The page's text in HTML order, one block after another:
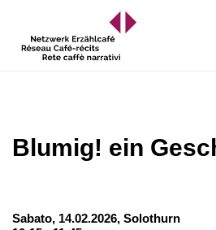
Blumig! ein
Sabato, 14.02.2026, Solothurn